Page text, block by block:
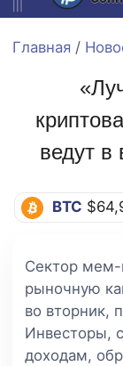
Главная /
ведут в
BTC
Сектор
рыночную
во вторник,
Инвесторы,
доходам,